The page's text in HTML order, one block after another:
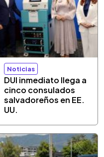
Noticias
DUI inmediato llega a
cinco consulados
salvadoreños en EE.
UU.